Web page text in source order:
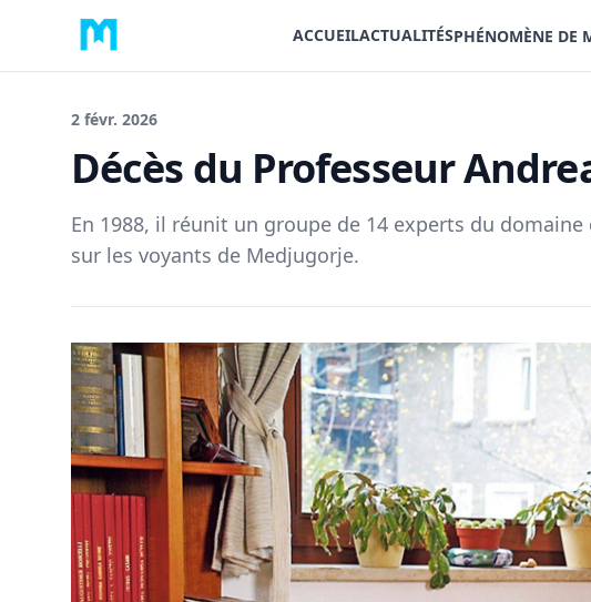
ACCUEILACTUALITÉSPHÉNOMÈNE DE
2 févr. 2026
Décès du Professeur
En 1988, il réunit un groupe de 14 experts du
sur les voyants de Medjugorje.